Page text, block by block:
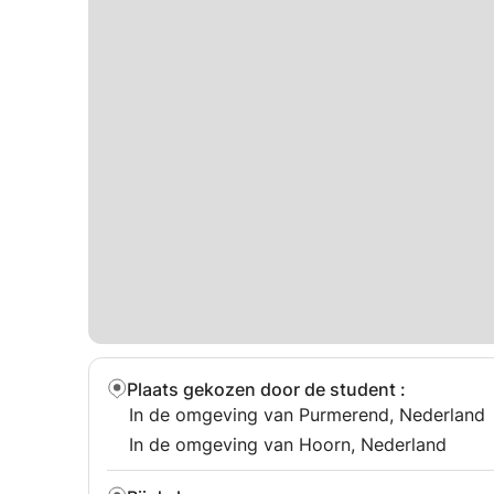
Plaats gekozen door de student :
In de omgeving van Purmerend, Nederland
In de omgeving van Hoorn, Nederland